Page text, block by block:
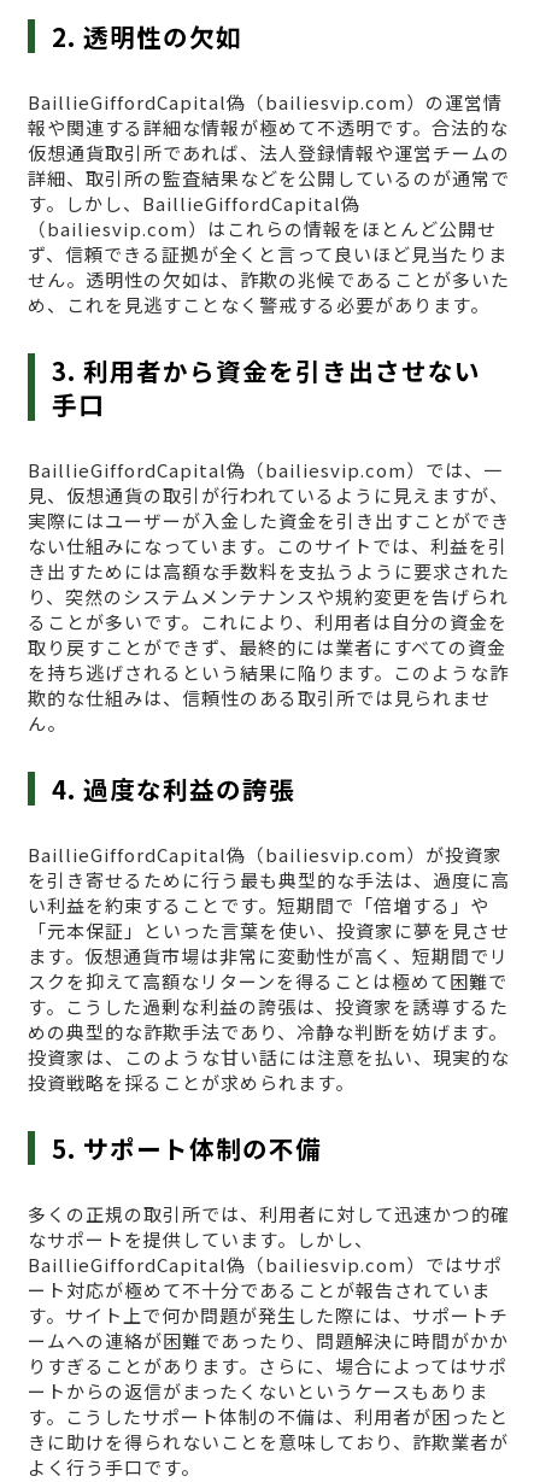
2. 透明性の欠如
BaillieGiffordCapital偽（bailiesvip.com）の運営情
報や関連する詳細な情報が極めて不透明です。合法的な
仮想通貨取引所であれば、法人登録情報や運営チームの
詳細、取引所の監査結果などを公開しているのが通常で
す。しかし、BaillieGiffordCapital偽
（bailiesvip.com）はこれらの情報をほとんど公開せ
ず、信頼できる証拠が全くと言って良いほど見当たりま
せん。透明性の欠如は、詐欺の兆候であることが多いた
め、これを見逃すことなく警戒する必要があります。
3. 利用者から資金を引き出させない
手口
BaillieGiffordCapital偽（bailiesvip.com）では、一
見、仮想通貨の取引が行われているように見えますが、
実際にはユーザーが入金した資金を引き出すことができ
ない仕組みになっています。このサイトでは、利益を引
き出すためには高額な手数料を支払うように要求された
り、突然のシステムメンテナンスや規約変更を告げられ
ることが多いです。これにより、利用者は自分の資金を
取り戻すことができず、最終的には業者にすべての資金
を持ち逃げされるという結果に陥ります。このような詐
欺的な仕組みは、信頼性のある取引所では見られませ
ん。
4. 過度な利益の誇張
BaillieGiffordCapital偽（bailiesvip.com）が投資家
を引き寄せるために行う最も典型的な手法は、過度に高
い利益を約束することです。短期間で「倍増する」や
「元本保証」といった言葉を使い、投資家に夢を見させ
ます。仮想通貨市場は非常に変動性が高く、短期間でリ
スクを抑えて高額なリターンを得ることは極めて困難で
す。こうした過剰な利益の誇張は、投資家を誘導するた
めの典型的な詐欺手法であり、冷静な判断を妨げます。
投資家は、このような甘い話には注意を払い、現実的な
投資戦略を採ることが求められます。
5. サポート体制の不備
多くの正規の取引所では、利用者に対して迅速かつ的確
なサポートを提供しています。しかし、
BaillieGiffordCapital偽（bailiesvip.com）ではサポ
ート対応が極めて不十分であることが報告されていま
す。サイト上で何か問題が発生した際には、サポートチ
ームへの連絡が困難であったり、問題解決に時間がかか
りすぎることがあります。さらに、場合によってはサポ
ートからの返信がまったくないというケースもありま
す。こうしたサポート体制の不備は、利用者が困ったと
きに助けを得られないことを意味しており、詐欺業者が
よく行う手口です。